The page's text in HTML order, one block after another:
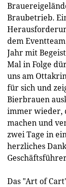
Braubetrieb.
dem
Jahr mit
Mal in Folge
uns am
für sich und
Bierbrauen
immer wieder,
machen und
zwei Tage in
herzliches
Das "Art of